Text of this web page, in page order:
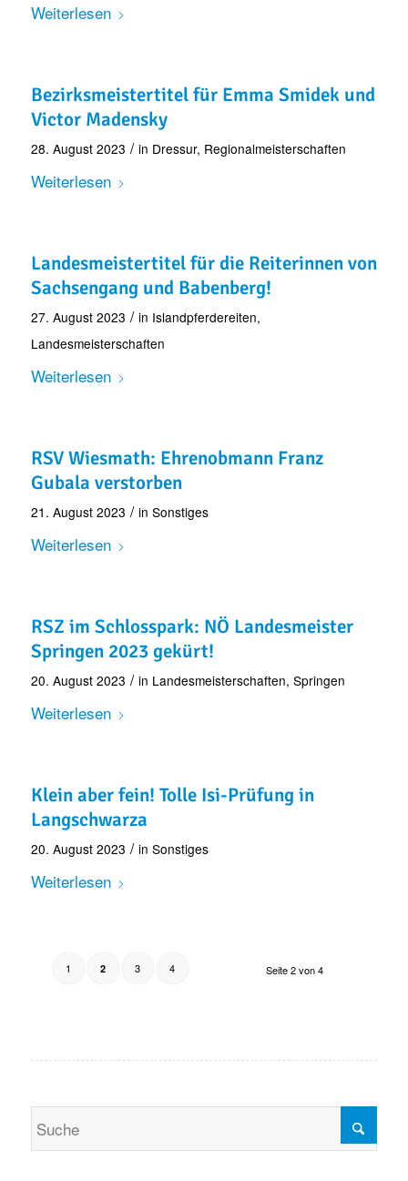
Weiterlesen
Bezirksmeistertitel für Emma Smidek und
Victor Madensky
28. August 2023 / in Dressur, Regionalmeisterschaften
Weiterlesen
Landesmeistertitel für die Reiterinnen von
Sachsengang und Babenberg!
27. August 2023 / in Islandpferdereiten,
Landesmeisterschaften
Weiterlesen
RSV Wiesmath: Ehrenobmann Franz
Gubala verstorben
21. August 2023 / in Sonstiges
Weiterlesen
RSZ im Schlosspark: NÖ Landesmeister
Springen 2023 gekürt!
20. August 2023 / in Landesmeisterschaften, Springen
Weiterlesen
Klein aber fein! Tolle Isi-Prüfung in
Langschwarza
20. August 2023 / in Sonstiges
Weiterlesen
Seite 2 von 4
1 2 3 4